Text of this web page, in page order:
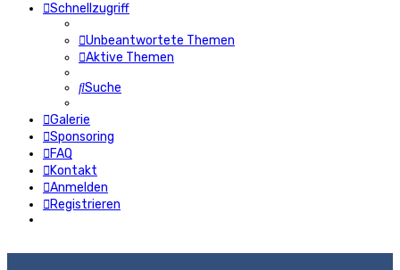
Schnellzugriff
Unbeantwortete Themen
Aktive Themen
Suche
Galerie
Sponsoring
FAQ
Kontakt
Anmelden
Registrieren